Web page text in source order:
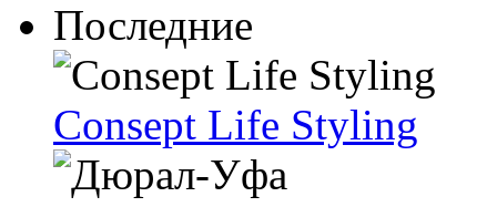
Последние
Consept Life Styling